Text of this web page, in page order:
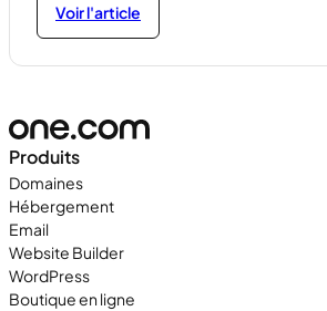
Voir l'article
Produits
Domaines
Hébergement
Email
Website Builder
WordPress
Boutique en ligne